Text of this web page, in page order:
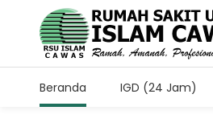
Beranda IGD (24 Jam)